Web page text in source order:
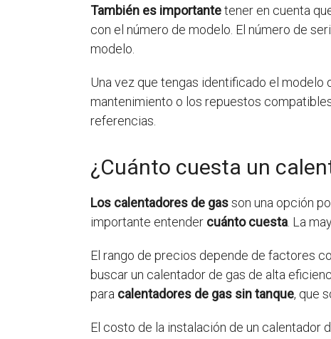
También es importantetener en cuenta
con el número de modelo. El número de
modelo.
Una vez que tengas identificado el
mantenimiento o los repuestos
referencias.
¿Cuánto cuesta un
Los calentadores de gasson una opción
importante entender cuánto cuesta. La
El rango de precios depende de factores
buscar un calentador de gas de alta
para calentadores de gas sin tanque, que
El costo de la instalación de un calentador